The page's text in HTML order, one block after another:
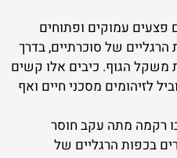
פצעים עמוקים ופתוחים
של סוכרתיים, בדרך
משקל הגוף. כיבים אלו קשים
לזיהומים מסכני חיים ואף
רקמה מתה עקב חוסר
בכפות הרגליים של